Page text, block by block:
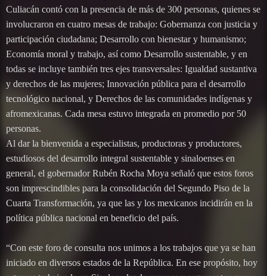
Culiacán contó con la presencia de más de 300 personas, quienes se
involucraron en cuatro mesas de trabajo: Gobernanza con justicia y
participación ciudadana; Desarrollo con bienestar y humanismo;
Economía moral y trabajo, así como Desarrollo sustentable, y en
todas se incluye también tres ejes transversales: Igualdad sustantiva
y derechos de las mujeres; Innovación pública para el desarrollo
tecnológico nacional, y Derechos de las comunidades indígenas y
afromexicanas. Cada mesa estuvo integrada en promedio por 50
personas.
Al dar la bienvenida a especialistas, productoras y productores,
estudiosos del desarrollo integral sustentable y sinaloenses en
general, el gobernador Rubén Rocha Moya señaló que estos foros
son imprescindibles para la consolidación del Segundo Piso de la
Cuarta Transformación, ya que las y los mexicanos incidirán en la
política pública nacional en beneficio del país.
“Con este foro de consulta nos unimos a los trabajos que ya se han
iniciado en diversos estados de la República. En ese propósito, hoy